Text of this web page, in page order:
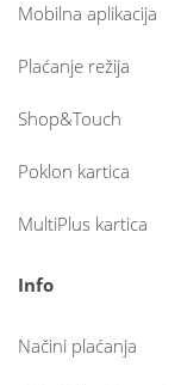
Mobilna aplikacija
Plaćanje režija
Shop&Touch
Poklon kartica
MultiPlus kartica
Info
Načini plaćanja